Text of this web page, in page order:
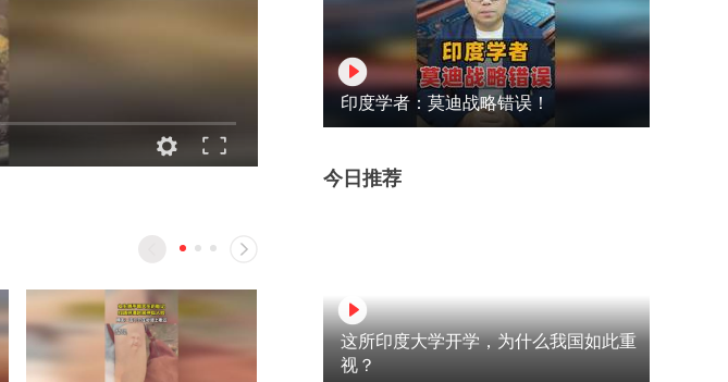
印度学者：莫迪战略错误！
今日推荐
这所印度大学开学，为什么我国如此重
视？